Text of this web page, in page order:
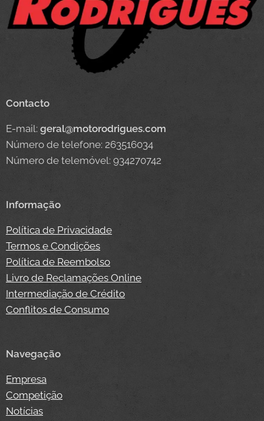
Contacto
E-mail: geral@motorodrigues.com
Número de telefone: 263516034
Número de telemóvel: 934270742
Informação
Política de Privacidade
Termos e Condições
Política de Reembolso
Livro de Reclamações Online
Intermediação de Crédito
Conflitos de Consumo
Navegação
Empresa
Competição
Notícias